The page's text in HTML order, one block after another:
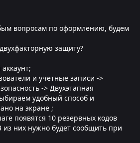
вопросам по оформлению, будем
защиту?
и учетные записи ->
-> Двухэтапная
удобный способ и
на экране ;
появятся 10 резервных кодов
из них нужно будет сообщить при